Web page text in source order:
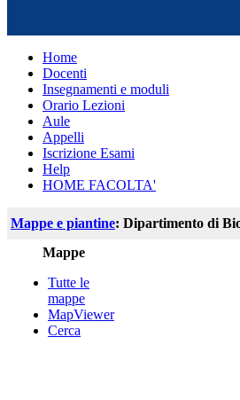
Home
Docenti
Insegnamenti e moduli
Orario Lezioni
Aule
Appelli
Iscrizione Esami
Help
HOME FACOLTA'
Mappe e piantine: Dipartimento di
Mappe
Tutte le
mappe
MapViewer
Cerca